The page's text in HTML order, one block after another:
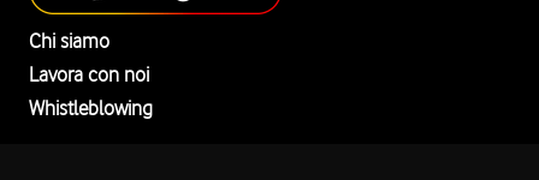
Chi siamo
Lavora con noi
Whistleblowing